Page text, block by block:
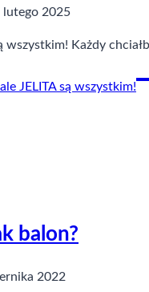
lutego 2025
wszystkim! Każdy
JELITA są wszystkim!
balon?
2022